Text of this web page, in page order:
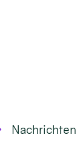
Nachrichten